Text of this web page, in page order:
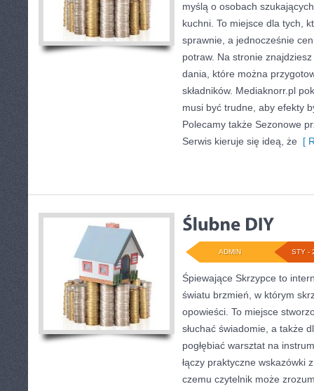
myślą o osobach
kuchni. To miejsce dla tych,
sprawnie, a jednocześnie
potraw. Na stronie
dania, które można
składników. Mediaknorr.pl
musi być trudne, aby efekty
Polecamy także Sezonowe
Serwis kieruje się ideą, że [
STY -
ADMIN
Śpiewające Skrzypce to
światu brzmień, w którym
opowieści. To miejsce
słuchać świadomie, a także
pogłębiać warsztat na
łączy praktyczne wskazówki
czemu czytelnik może